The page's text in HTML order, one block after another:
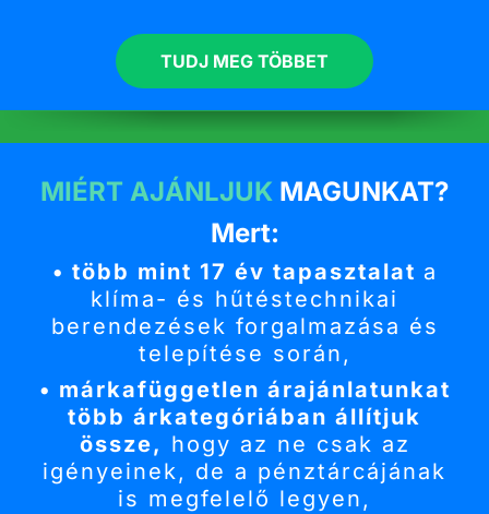
TUDJ MEG TÖBBET
MIÉRT AJÁNLJUK MAGUNKAT?
Mert:
• több mint 17 év tapasztalat a
klíma- és hűtéstechnikai
berendezések forgalmazása és
telepítése során,
• márkafüggetlen árajánlatunkat
több árkategóriában állítjuk
össze, hogy az ne csak az
igényeinek, de a pénztárcájának
is megfelelő legyen,